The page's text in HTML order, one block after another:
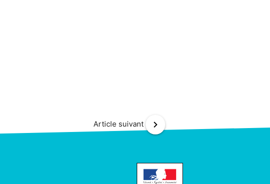
Article suivant chevron_right